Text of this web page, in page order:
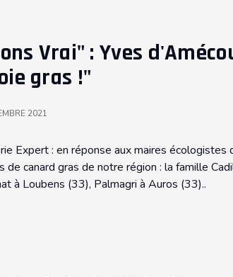
Vrai" : Yves
gras !"
2021
Expert : en réponse aux maires écologistes
de canard gras de notre région : la famille
à Loubens (33), Palmagri à Auros (33)..